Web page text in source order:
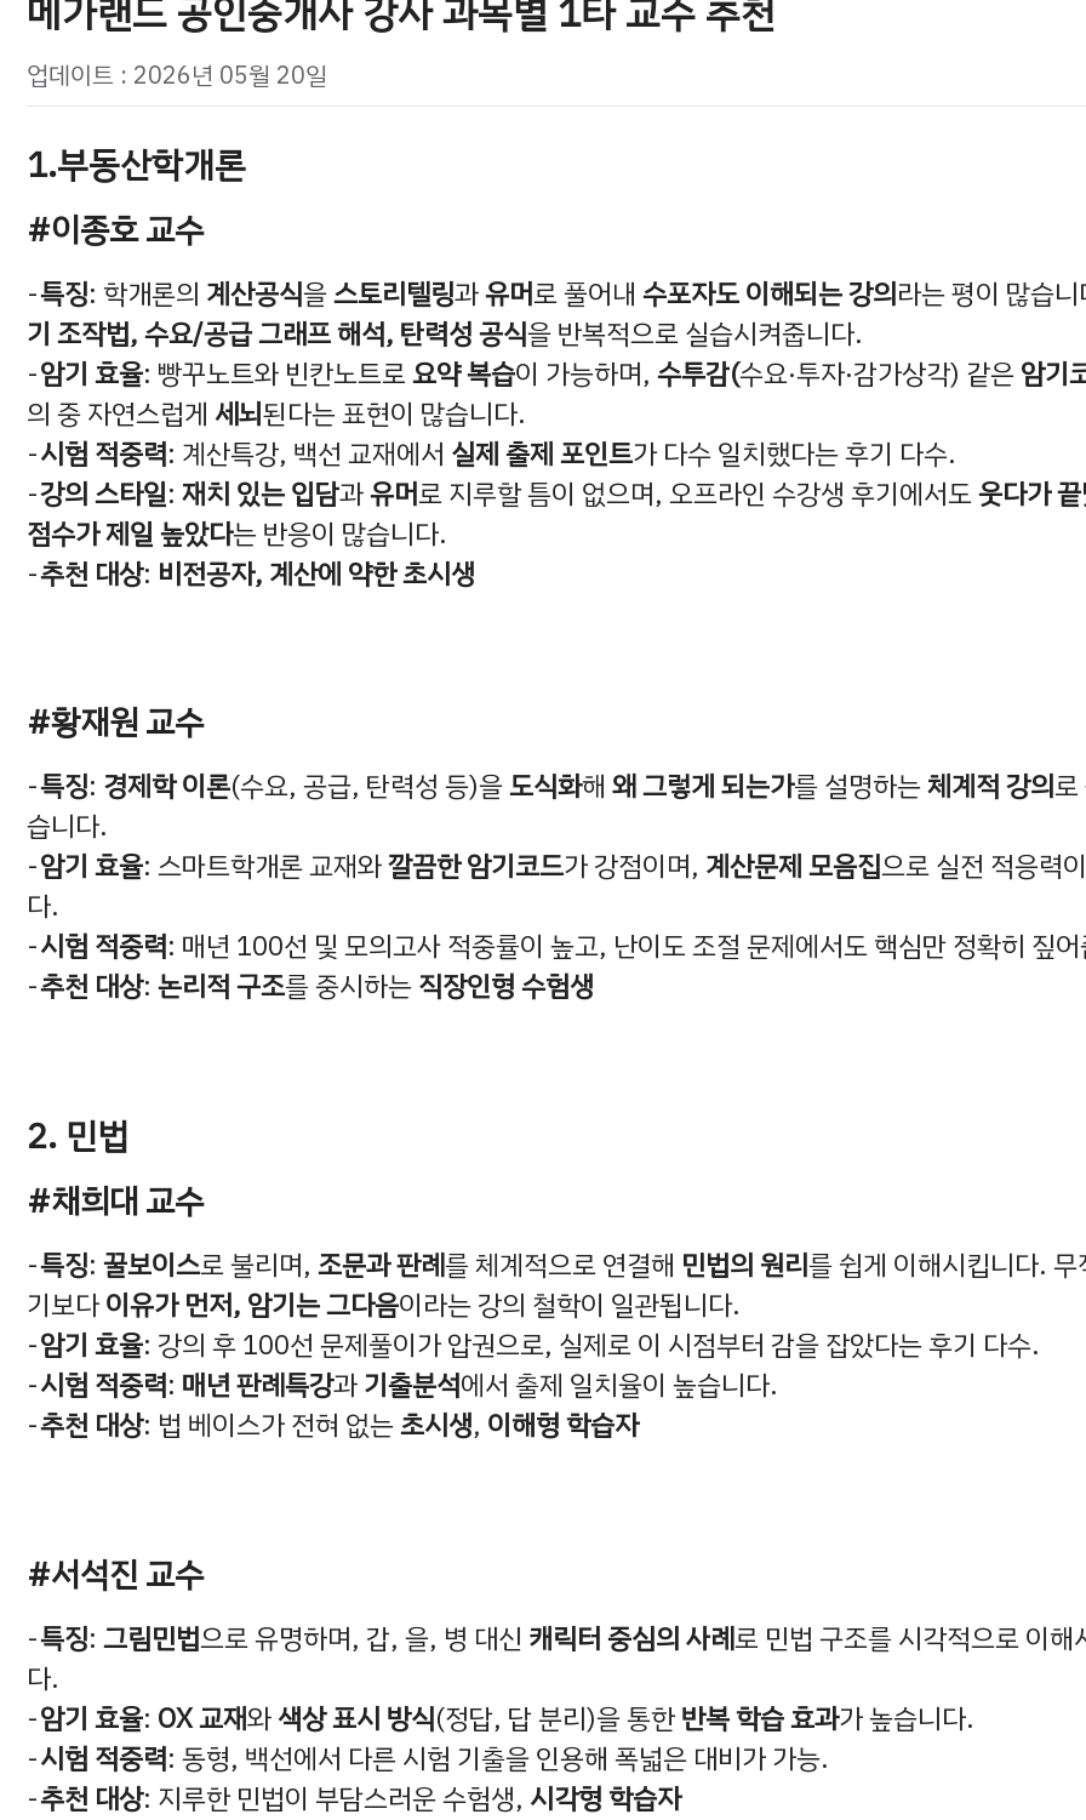
메가랜드 공인중개사 강사 과목별 1타 교수 추천
업데이트 : 2026년 05월 20일
1.부동산학개론
#이종호 교수
특징: 학개론의 계산공식을스토리텔링과유머로 풀어내 수포자도 이해되는 강의라는 평이 많습
기 조작법, 수요/공급 그래프 해석, 탄력성 공식을 반복적으로 실습시켜줍니다.
암기 효율: 빵꾸노트와 빈칸노트로요약 복습이 가능하며, 수투감(수요·투자·감가상각) 같은암기
의 중 자연스럽게 세뇌된다는 표현이 많습니다.
시험 적중력: 계산특강, 백선 교재에서 실제 출제 포인트가 다수 일치했다는 후기 다수.
강의 스타일: 재치 있는 입담과유머로 지루할 틈이 없으며, 오프라인 수강생 후기에서도웃다가
점수가 제일 높았다는 반응이 많습니다.
추천 대상: 비전공자, 계산에 약한 초시생
#황재원 교수
특징: 경제학 이론(수요, 공급, 탄력성 등)을도식화해 왜 그렇게 되는가를 설명하는체계적 강의로
습니다.
암기 효율: 스마트학개론 교재와깔끔한 암기코드가 강점이며, 계산문제 모음집으로 실전 적응력
다.
시험 적중력: 매년 100선 및 모의고사 적중률이 높고, 난이도 조절 문제에서도 핵심만 정확히 짚
추천 대상: 논리적 구조를 중시하는직장인형 수험생
2. 민법
#채희대 교수
특징: 꿀보이스로 불리며, 조문과 판례를 체계적으로 연결해 민법의 원리를 쉽게 이해시킵니다. 무
기보다이유가 먼저, 암기는 그다음이라는 강의 철학이 일관됩니다.
암기 효율: 강의 후 100선 문제풀이가 압권으로, 실제로 이 시점부터 감을 잡았다는 후기 다수.
시험 적중력: 매년 판례특강과기출분석에서 출제 일치율이 높습니다.
추천 대상: 법 베이스가 전혀 없는초시생, 이해형 학습자
#서석진 교수
특징: 그림민법으로 유명하며, 갑, 을, 병 대신 캐릭터 중심의 사례로 민법 구조를 시각적으로 이해
다.
암기 효율: OX 교재와색상 표시 방식(정답, 답 분리)을 통한반복 학습 효과가 높습니다.
시험 적중력: 동형, 백선에서 다른 시험 기출을 인용해 폭넓은 대비가 가능.
추천 대상: 지루한 민법이 부담스러운 수험생, 시각형 학습자